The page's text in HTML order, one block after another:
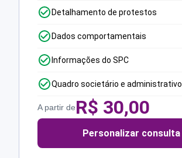
Detalhamento de protestos
Dados comportamentais
Informações do SPC
Quadro societário e administrativo
A partir deR$ 30,00
Personalizar consulta